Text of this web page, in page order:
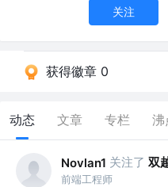
关注
获得徽章 0
动态 文章 专栏 沸
Novlan1 关注了 双
前端工程师